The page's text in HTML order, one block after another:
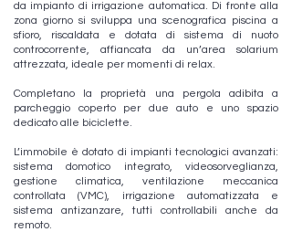
da impianto di irrigazione automatica. Di fronte alla
zona giorno si sviluppa una scenografica piscina a
sfioro, riscaldata e dotata di sistema di nuoto
controcorrente, affiancata da un’area solarium
attrezzata, ideale per momenti di relax.
Completano la proprietà una pergola adibita a
parcheggio coperto per due auto e uno spazio
dedicato alle biciclette.
L’immobile è dotato di impianti tecnologici avanzati:
sistema domotico integrato, videosorveglianza,
gestione climatica, ventilazione meccanica
controllata (VMC), irrigazione automatizzata e
sistema antizanzare, tutti controllabili anche da
remoto.